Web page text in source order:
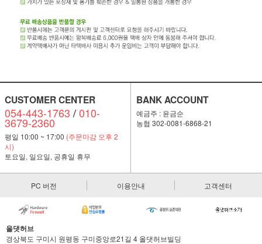
CUSTOMER CENTER
054-443-1763 /010-
3679-2360
평일 10:00 ~ 17:00 (주문마감 오후 2
시)
토요일, 일요일, 공휴일 휴무
BANK ACCOUNT
예금주 : 윤금순
농협 302-0081-6868-21
PC 버전 이용안내 고객센터
올댓허브
경상북도 구미시 원평동 구미중앙로21길 4 올댓허브빌딩